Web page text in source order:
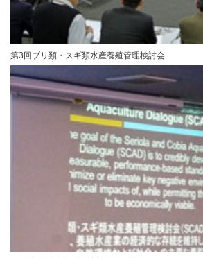
第3回ブリ類・スギ類水産養殖管理検討会